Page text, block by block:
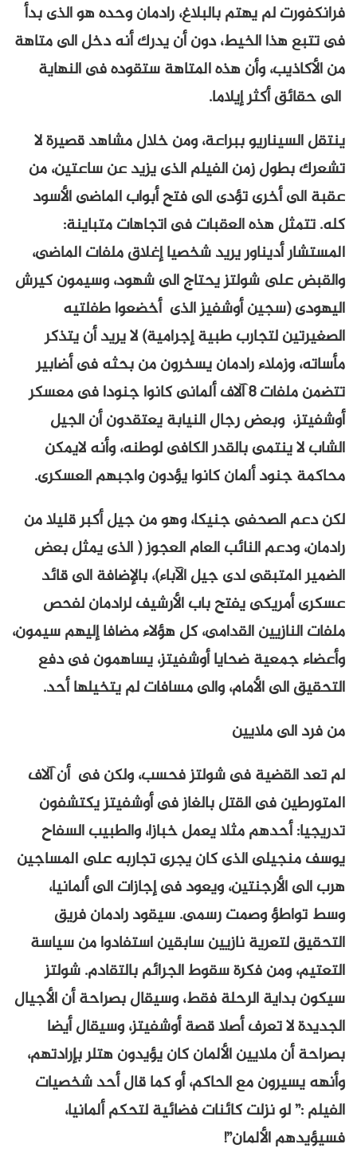
فرانكفورت لم يهتم بالبلاغ، رادمان وحده هو الذى بدأ
فى تتبع هذا الخيط، دون أن يدرك أنه دخل الى متاهة
من الأكاذيب، وأن هذه المتاهة ستقوده فى النهاية
الى حقائق أكثر إيلاما.
ينتقل السيناريو ببراعة، ومن خلال مشاهد قصيرة لا
تشعرك بطول زمن الفيلم الذى يزيد عن ساعتين، من
عقبة الى أخرى تؤدى الى فتح أبواب الماضى الأسود
كله. تتمثل هذه العقبات فى اتجاهات متباينة:
المستشار أديناور يريد شخصيا إغلاق ملفات الماضى،
والقبض على شولتز يحتاج الى شهود، وسيمون كيرش
اليهودى (سجين أوشفيز الذى أخضعوا طفلتيه
الصغيرتين لتجارب طبية إجرامية) لا يريد أن يتذكر
مأساته، وزملاء رادمان يسخرون من بحثه فى أضابير
تتضمن ملفات 8 آلاف ألمانى كانوا جنودا فى معسكر
أوشفيتز، وبعض رجال النيابة يعتقدون أن الجيل
الشاب لا ينتمى بالقدر الكافى لوطنه، وأنه لايمكن
محاكمة جنود ألمان كانوا يؤدون واجبهم العسكرى.
لكن دعم الصحفى جنيكا، وهو من جيل أكبر قليلا من
رادمان، ودعم النائب العام العجوز ( الذى يمثل بعض
الضمير المتبقى لدى جيل الآباء)، بالإضافة الى قائد
عسكرى أمريكى يفتح باب الأرشيف لرادمان لفحص
ملفات النازيين القدامى، كل هؤلاء مضافا إليهم سيمون،
وأعضاء جمعية ضحايا أوشفيتز، يساهمون فى دفع
التحقيق الى الأمام، والى مسافات لم يتخيلها أحد.
من فرد الى ملايين
لم تعد القضية فى شولتز فحسب، ولكن فى أن آلاف
المتورطين فى القتل بالغاز فى أوشفيتز يكتشفون
تدريجيا: أحدهم مثلا يعمل خبازا، والطبيب السفاح
يوسف منجيلى الذى كان يجرى تجاربه على المساجين
هرب الى الأرجنتين، ويعود فى إجازات الى ألمانيا،
وسط تواطؤ وصمت رسمى. سيقود رادمان فريق
التحقيق لتعرية نازيين سابقين استفادوا من سياسة
التعتيم، ومن فكرة سقوط الجرائم بالتقادم. شولتز
سيكون بداية الرحلة فقط، وسيقال بصراحة أن الأجيال
الجديدة لا تعرف أصلا قصة أوشفيتز، وسيقال أيضا
بصراحة أن ملايين الألمان كان يؤيدون هتلر بإرادتهم،
وأنهه يسيرون مع الحاكم، أو كما قال أحد شخصيات
الفيلم :” لو نزلت كائنات فضائية لتحكم ألمانيا،
فسيؤيدهم الألمان”!